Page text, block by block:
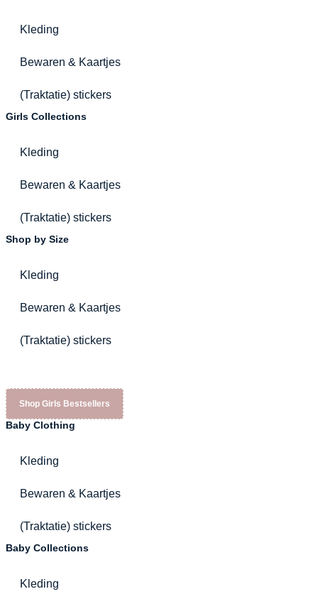
Kleding
Bewaren & Kaartjes
(Traktatie) stickers
Girls Collections
Kleding
Bewaren & Kaartjes
(Traktatie) stickers
Shop by Size
Kleding
Bewaren & Kaartjes
(Traktatie) stickers
Shop Girls Bestsellers
Baby Clothing
Kleding
Bewaren & Kaartjes
(Traktatie) stickers
Baby Collections
Kleding